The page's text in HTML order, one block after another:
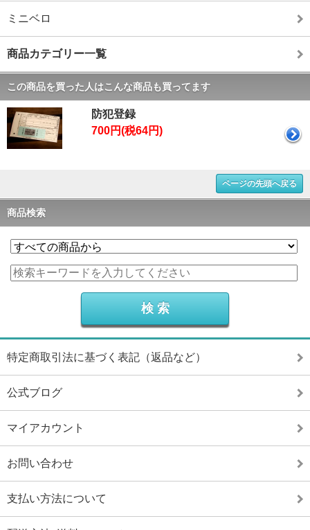
ミニベロ
商品カテゴリー一覧
この商品を買った人はこんな商品も買ってます
防犯登録
700円(税64円)
ページの先頭へ戻る
商品検索
特定商取引法に基づく表記（返品など）
公式ブログ
マイアカウント
お問い合わせ
支払い方法について